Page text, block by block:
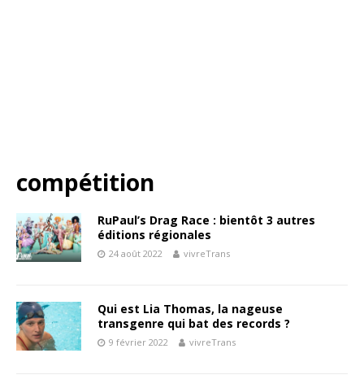
compétition
RuPaul’s Drag Race : bientôt 3 autres
éditions régionales
24 août 2022 vivreTrans
Qui est Lia Thomas, la nageuse
transgenre qui bat des records ?
9 février 2022 vivreTrans